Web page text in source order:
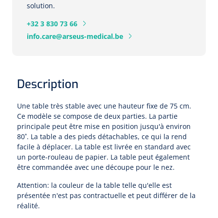
Couvertures alourdies
Coussins de positionnement
Aides techniques pour boire
Gobelets
Tasses de café
Couvercles pour gobelets
Aides techniques pour salle de bains
Rehausseurs de toilettes
Sources lumineuses et accessoires
Loupes binoculaires
Otoscopes
Ophtalmoscopes
Porte-spatules
3-parties
Bobath
Accessoires
Traction
Osteo
Verticalisation
Physiotechnique et hydromassage
Nettoyage & Désinfection des surfaces
Hygiène féminine
Mouchoirs
Paper toilette
Chiffons
Serviettes
Sacs & pots à urine
Rinçages
Bassins de lit & seau de toilette
Thérapie intraveineuse
Pieds à perfusion
Tampons de cellulose
Conteneurs à aiguilles et accessoires
Alcool désinfectant
Coupes aiguilles
Garrots
Tampons alcoolisés
Oreillers
Cabinet médical
Tables d'examen
Lampes d'examen
Sacs et accessoires pour médecins
Tabourets
Pinces pour le col utérin
Bistouri
Lames bistouri
Stitchcutters
Bistouris complets
Manches bistrouri
Attelles pour doigts
Attelles pour chevilles
Compresses ophtalmique
Pansements non-adhérents
Pansements absorbants
Tampons
solution.
+32 3 830 73 66
info.care@arseus-medical.be
Description
Une table très stable avec une hauteur fixe de 75 cm.
Ce modèle se compose de deux parties. La partie
principale peut être mise en position jusqu'à environ
80˚. La table a des pieds détachables, ce qui la rend
facile à déplacer. La table est livrée en standard avec
un porte-rouleau de papier. La table peut également
être commandée avec une découpe pour le nez.
Attention: la couleur de la table telle qu'elle est
présentée n'est pas contractuelle et peut différer de la
réalité.